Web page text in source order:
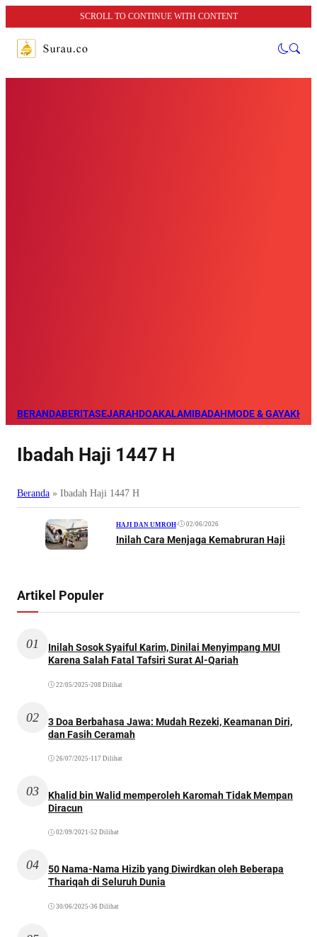
SCROLL TO CONTINUE WITH CONTENT
BERANDABERITASEJARAHDOAKALAMIBADAHMODE & GAYA
Ibadah Haji 1447 H
Beranda » Ibadah Haji 1447 H
HAJI DAN UMROH• 02/06/2026
Inilah Cara Menjaga Kemabruran Haji
Artikel Populer
01
Inilah Sosok Syaiful Karim, Dinilai Menyimpang MUI
Karena Salah Fatal Tafsiri Surat Al-Qariah
22/05/2025 •208 Dilihat
02
3 Doa Berbahasa Jawa: Mudah Rezeki, Keamanan Diri,
dan Fasih Ceramah
26/07/2025 •117 Dilihat
03
Khalid bin Walid memperoleh Karomah Tidak Mempan
Diracun
02/09/2021 •52 Dilihat
04
50 Nama-Nama Hizib yang Diwirdkan oleh Beberapa
Thariqah di Seluruh Dunia
30/06/2025 •36 Dilihat